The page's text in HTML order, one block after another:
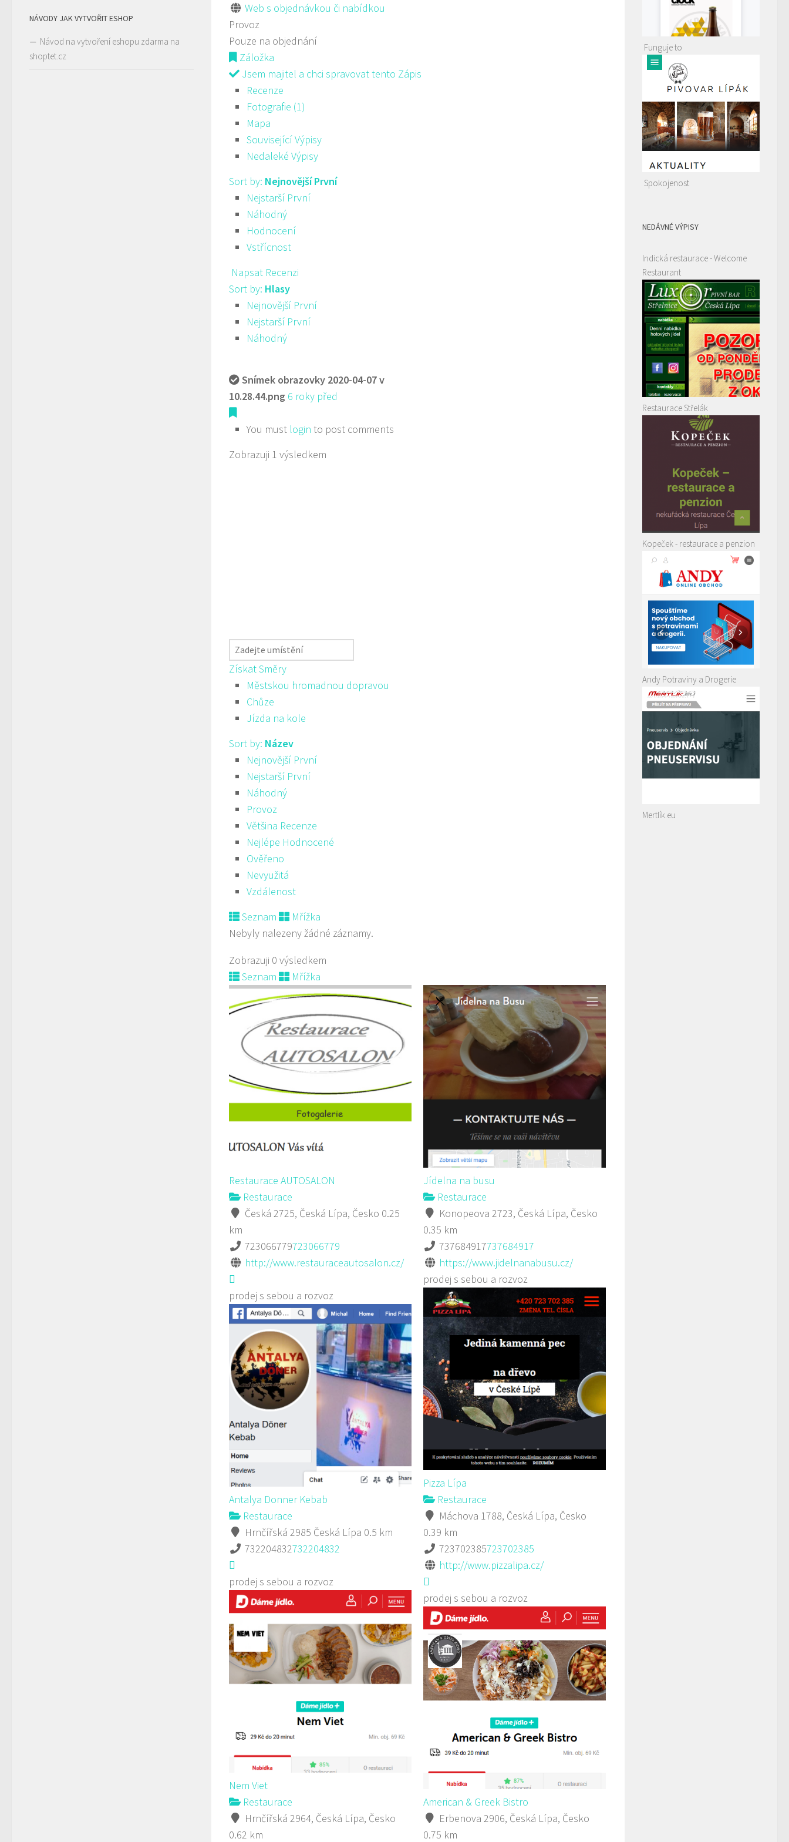
Web s objednávkou či nabídkou
Provoz
Pouze na objednání
Záložka
Jsem majitel a chci spravovat tento Zápis
Recenze
Fotografie (1)
Mapa
Související Výpisy
Nedaleké Výpisy
Sort by: Nejnovější První
Nejstarší První
Náhodný
Hodnocení
Vstřícnost
Napsat Recenzi
Sort by: Hlasy
Nejnovější První
Nejstarší První
Náhodný
Snímek obrazovky 2020-04-07 v
10.28.44.png 6 roky před
You must login to post comments
Zobrazuji 1 výsledkem
Získat Směry
Městskou hromadnou dopravou
Chůze
Jízda na kole
Sort by: Název
Nejnovější První
Nejstarší První
Náhodný
Provoz
Většina Recenze
Nejlépe Hodnocené
Ověřeno
Nevyužitá
Vzdálenost
Seznam
Mřížka
Nebyly nalezeny žádné záznamy.
Zobrazuji 0 výsledkem
Seznam
Mřížka
Restaurace AUTOSALON
Restaurace
Česká 2725, Česká Lípa, Česko 0.25
km
723066779723066779
http://www.restauraceautosalon.cz/
prodej s sebou a rozvoz
Jídelna na busu
Restaurace
Konopeova 2723, Česká Lípa, Česko
0.35 km
737684917737684917
https://www.jidelnanabusu.cz/
prodej s sebou a rozvoz
Pizza Lípa
Restaurace
Máchova 1788, Česká Lípa, Česko
0.39 km
723702385723702385
http://www.pizzalipa.cz/
prodej s sebou a rozvoz
Antalya Donner Kebab
Restaurace
Hrnčířská 2985 Česká Lípa 0.5 km
732204832732204832
prodej s sebou a rozvoz
Nem Viet
Restaurace
Hrnčířská 2964, Česká Lípa, Česko
0.62 km
American & Greek Bistro
Erbenova 2906, Česká Lípa, Česko
0.75 km
NÁVODY JAK VYTVOŘIT ESHOP
Návod na vytvoření eshopu zdarma na
shoptet.cz
Funguje to
Spokojenost
NEDÁVNÉ VÝPISY
Indická restaurace - Welcome
Restaurant
Restaurace Střelák
Kopeček - restaurace a penzion
Andy Potraviny a Drogerie
Mertlík.eu